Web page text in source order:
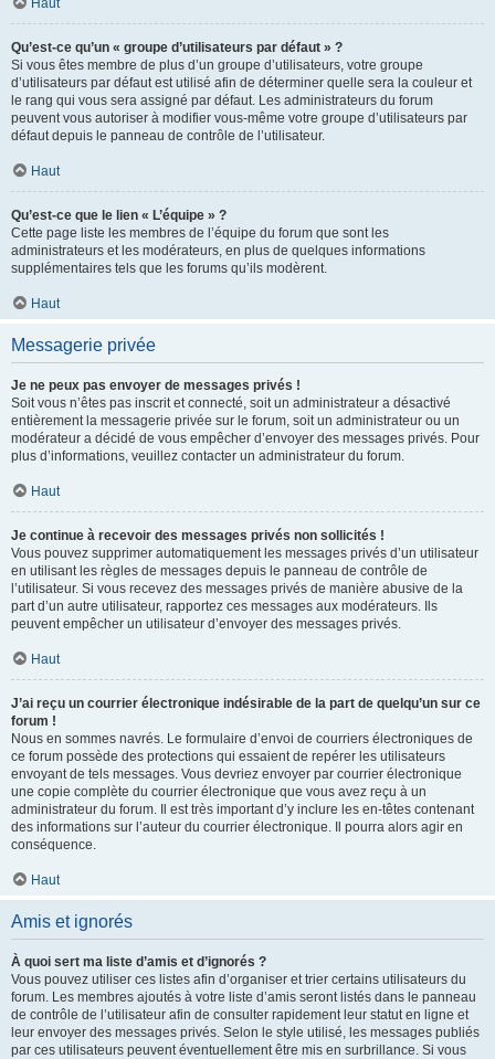
Haut
Qu’est-ce qu’un « groupe d’utilisateurs par défaut » ?
Si vous êtes membre de plus d’un groupe d’utilisateurs, votre groupe
d’utilisateurs par défaut est utilisé afin de déterminer quelle sera la couleur et
le rang qui vous sera assigné par défaut. Les administrateurs du forum
peuvent vous autoriser à modifier vous-même votre groupe d’utilisateurs par
défaut depuis le panneau de contrôle de l’utilisateur.
Haut
Qu’est-ce que le lien « L’équipe » ?
Cette page liste les membres de l’équipe du forum que sont les
administrateurs et les modérateurs, en plus de quelques informations
supplémentaires tels que les forums qu’ils modèrent.
Haut
Messagerie privée
Je ne peux pas envoyer de messages privés !
Soit vous n’êtes pas inscrit et connecté, soit un administrateur a désactivé
entièrement la messagerie privée sur le forum, soit un administrateur ou un
modérateur a décidé de vous empêcher d’envoyer des messages privés. Pour
plus d’informations, veuillez contacter un administrateur du forum.
Haut
Je continue à recevoir des messages privés non sollicités !
Vous pouvez supprimer automatiquement les messages privés d’un utilisateur
en utilisant les règles de messages depuis le panneau de contrôle de
l’utilisateur. Si vous recevez des messages privés de manière abusive de la
part d’un autre utilisateur, rapportez ces messages aux modérateurs. Ils
peuvent empêcher un utilisateur d’envoyer des messages privés.
Haut
J’ai reçu un courrier électronique indésirable de la part de quelqu’un sur ce
forum !
Nous en sommes navrés. Le formulaire d’envoi de courriers électroniques de
ce forum possède des protections qui essaient de repérer les utilisateurs
envoyant de tels messages. Vous devriez envoyer par courrier électronique
une copie complète du courrier électronique que vous avez reçu à un
administrateur du forum. Il est très important d’y inclure les en-têtes contenant
des informations sur l’auteur du courrier électronique. Il pourra alors agir en
conséquence.
Haut
Amis et ignorés
À quoi sert ma liste d’amis et d’ignorés ?
Vous pouvez utiliser ces listes afin d’organiser et trier certains utilisateurs du
forum. Les membres ajoutés à votre liste d’amis seront listés dans le panneau
de contrôle de l’utilisateur afin de consulter rapidement leur statut en ligne et
leur envoyer des messages privés. Selon le style utilisé, les messages publiés
par ces utilisateurs peuvent éventuellement être mis en surbrillance. Si vous